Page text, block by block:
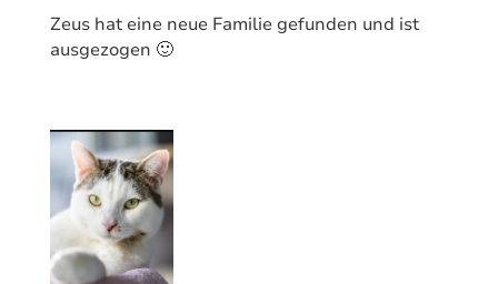
Zeus hat eine neue Familie gefunden und ist
ausgezogen 🙂